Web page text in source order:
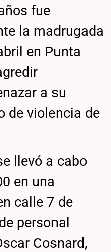
fue
la madrugada
en Punta
a su
de violencia de
llevó a cabo
en una
calle 7 de
personal
Cosnard,